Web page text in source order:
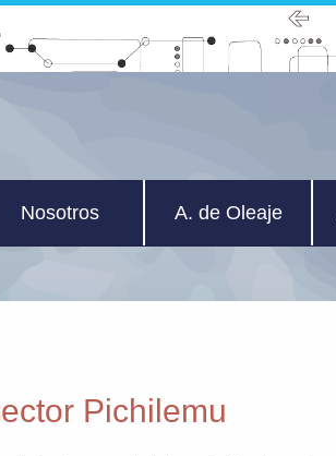
Nosotros A. de Oleaje
Pichilemu